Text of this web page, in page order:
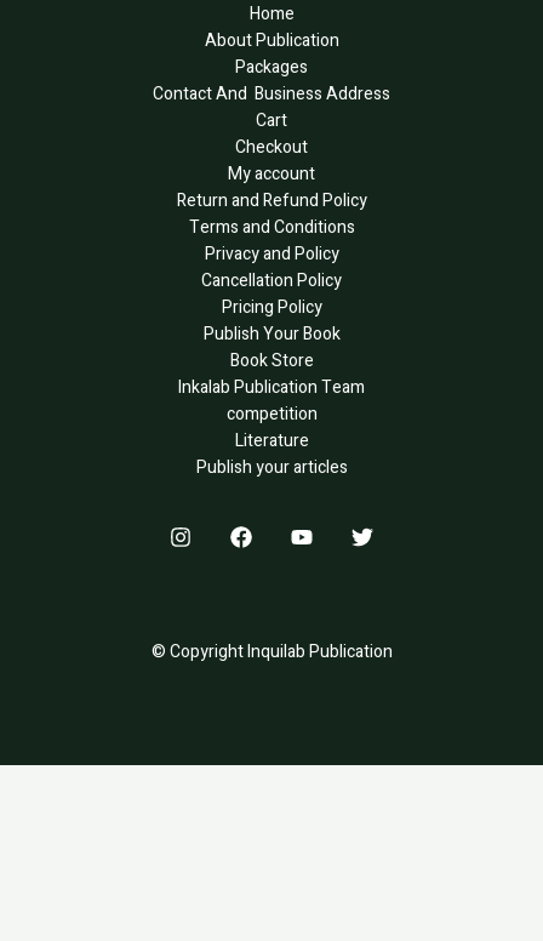
Home
About Publication
Packages
Contact And Business Address
Cart
Checkout
My account
Return and Refund Policy
Terms and Conditions
Privacy and Policy
Cancellation Policy
Pricing Policy
Publish Your Book
Book Store
Inkalab Publication Team
competition
Literature
Publish your articles
© Copyright Inquilab Publication